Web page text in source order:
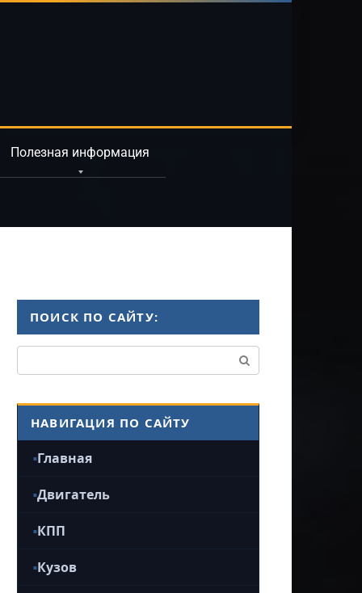
Полезная информация
ПОИСК ПО САЙТУ:
НАВИГАЦИЯ ПО САЙТУ
Главная
Двигатель
КПП
Кузов